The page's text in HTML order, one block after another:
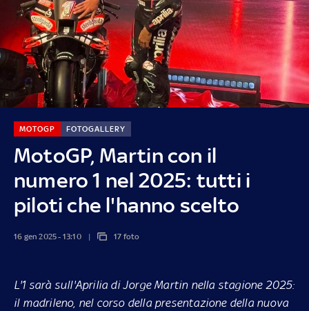
MotoGP, Martin con il
numero 1 nel 2025: tutti i
piloti che l'hanno scelto
MOTOGP FOTOGALLERY
16 gen 2025 - 13:10 17 foto
L'1 sarà sull'Aprilia di Jorge Martin nella stagione 2025:
il madrileno, nel corso della presentazione della nuova